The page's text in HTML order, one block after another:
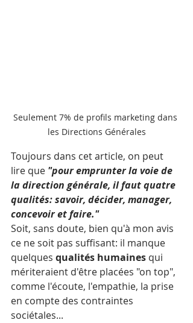
Seulement 7% de profils marketing dans
les Directions Générales
Toujours dans cet article, on peut
lire que "pour emprunter la voie de
la direction générale, il faut quatre
qualités: savoir, décider, manager,
concevoir et faire."
Soit, sans doute, bien qu'à mon avis
ce ne soit pas suffisant: il manque
quelques qualités humaines qui
mériteraient d'être placées "on top",
comme l'écoute, l'empathie, la prise
en compte des contraintes
sociétales...